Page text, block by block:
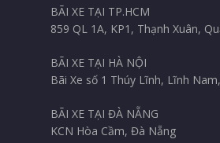
BÃI XE TẠI TP.HCM
859 QL 1A, KP1, Thạnh Xuân,
BÃI XE TẠI HÀ NỘI
Bãi Xe số 1 Thúy Lĩnh, Lĩnh
BÃI XE TẠI ĐÀ NẴNG
KCN Hòa Cầm, Đà Nẵng